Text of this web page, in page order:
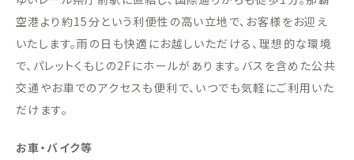
空港より約15分という利便性の高い立地で、お客様をお迎え
いたします。雨の日も快適にお越しいただける、理想的な環境
で、パレットくもじの2Fにホールがあります。バスを含めた公共
交通やお車でのアクセスも便利で、いつでも気軽にご利用いた
だけます。
お車・バイク等